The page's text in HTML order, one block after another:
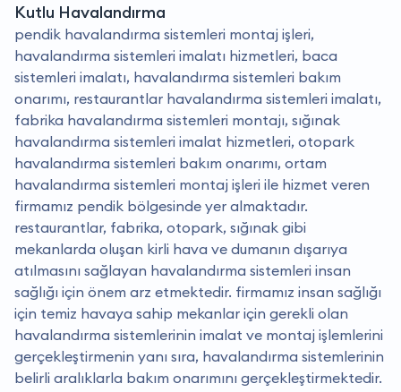
Kutlu Havalandırma
pendik havalandırma sistemleri montaj işleri,
havalandırma sistemleri imalatı hizmetleri, baca
sistemleri imalatı, havalandırma sistemleri bakım
onarımı, restaurantlar havalandırma sistemleri imalatı,
fabrika havalandırma sistemleri montajı, sığınak
havalandırma sistemleri imalat hizmetleri, otopark
havalandırma sistemleri bakım onarımı, ortam
havalandırma sistemleri montaj işleri ile hizmet veren
firmamız pendik bölgesinde yer almaktadır.
restaurantlar, fabrika, otopark, sığınak gibi
mekanlarda oluşan kirli hava ve dumanın dışarıya
atılmasını sağlayan havalandırma sistemleri insan
sağlığı için önem arz etmektedir. firmamız insan sağlığı
için temiz havaya sahip mekanlar için gerekli olan
havalandırma sistemlerinin imalat ve montaj işlemlerini
gerçekleştirmenin yanı sıra, havalandırma sistemlerinin
belirli aralıklarla bakım onarımını gerçekleştirmektedir.